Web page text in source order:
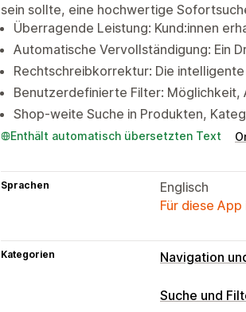
sein sollte, eine hochwertige
Überragende Leistung: Kund:innen
Automatische Vervollständigung: Ein
Rechtschreibkorrektur: Die
Benutzerdefinierte Filter:
Shop-weite Suche in Produkten,
Enthält automatisch übersetzten Text
Sprachen
Englisch
Für diese
Kategorien Navigation
Suche und